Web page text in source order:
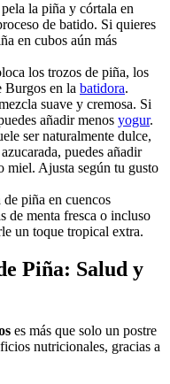
la piña y córtala en
de batido. Si quieres
en cubos aún más
los trozos de piña, los
Burgos en la batidora.
suave y cremosa. Si
añadir menos yogur.
ser naturalmente dulce,
puedes añadir
miel. Ajusta según tu gusto
piña en cuencos
de menta fresca o incluso
un toque tropical extra.
Piña: Salud y
es más que solo un postre
nutricionales, gracias a